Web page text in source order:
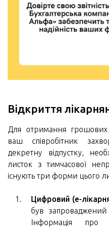
Відкриття
Для отримання
ваш співробітник
декретну відпустку,
листок з тимчасової
існують три форми цього
Цифровий (е-
був
Інформація про